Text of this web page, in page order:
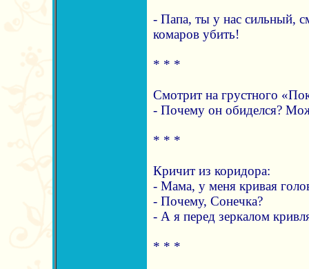
- Папа, ты у нас сильный,
комаров убить!
* * *
Смотрит на грустного
- Почему он обиделся?
* * *
Кричит из коридора:
- Мама, у меня кривая
- Почему, Сонечка?
- А я перед зеркалом
* * *